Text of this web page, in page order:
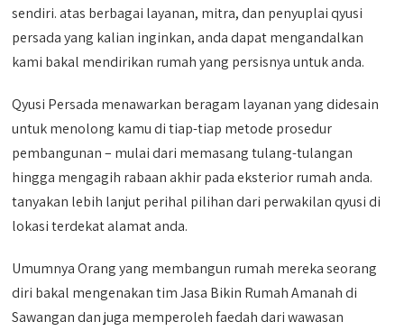
sendiri. atas berbagai layanan, mitra, dan penyuplai qyusi
persada yang kalian inginkan, anda dapat mengandalkan
kami bakal mendirikan rumah yang persisnya untuk anda.
Qyusi Persada menawarkan beragam layanan yang didesain
untuk menolong kamu di tiap-tiap metode prosedur
pembangunan – mulai dari memasang tulang-tulangan
hingga mengagih rabaan akhir pada eksterior rumah anda.
tanyakan lebih lanjut perihal pilihan dari perwakilan qyusi di
lokasi terdekat alamat anda.
Umumnya Orang yang membangun rumah mereka seorang
diri bakal mengenakan tim Jasa Bikin Rumah Amanah di
Sawangan dan juga memperoleh faedah dari wawasan